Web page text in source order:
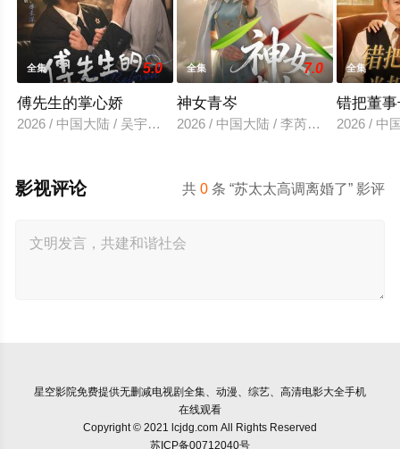
全集 5.0
傅先生的掌心娇
2026 / 中国大陆 / 吴宇航＆郑千亦
全集 7.0
神女青岑
2026 / 中国大陆 / 李芮峤＆张媛媛
全集
错把董
2026 / 中
共0 条 “苏太太高调离婚了” 影评
影视评论
星空影院免费提供无删减电视剧全集、动漫、综艺、高清电影大全手机
在线观看
Copyright © 2021 lcjdg.com All Rights Reserved
苏ICP备00712040号